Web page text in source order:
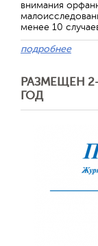
внимания
менее 10
подробнее
РАЗМЕЩЕН
ГОД